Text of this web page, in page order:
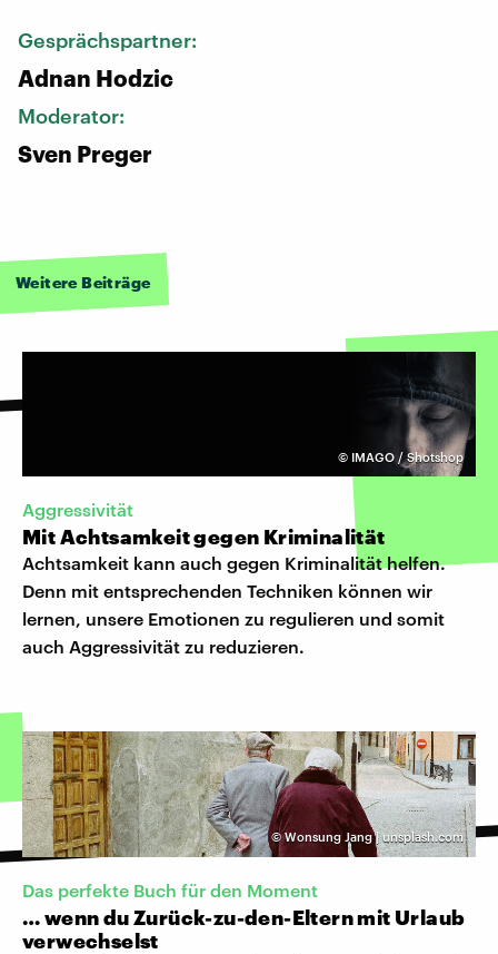
Gesprächspartner:
Adnan Hodzic
Moderator:
Sven Preger
Weitere Beiträge
© IMAGO / Shotshop
Aggressivität
Mit Achtsamkeit gegen Kriminalität
Achtsamkeit kann auch gegen Kriminalität helfen.
Denn mit entsprechenden Techniken können wir
lernen, unsere Emotionen zu regulieren und somit
auch Aggressivität zu reduzieren.
©Wonsung Jang | unsplash.com
Das perfekte Buch für den Moment
… wenn du Zurück-zu-den-Eltern mit Urlaub
verwechselst